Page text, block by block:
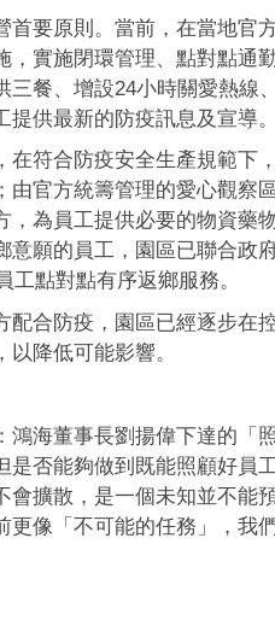
首要原則。當前，在當地官
，實施閉環管理、點對點通
三餐、增設24小時關愛熱線
提供最新的防疫訊息及宣導
在符合防疫安全生產規範下
由官方統籌管理的愛心觀察
，為員工提供必要的物資藥
意願的員工，園區已聯合政
工點對點有序返鄉服務。
配合防疫，園區已經逐步在
降低可能影響。
鴻海董事長劉揚偉下達的「
是否能夠做到既能照顧好員
會擴散，是一個未知並不能
更像「不可能的任務」，我